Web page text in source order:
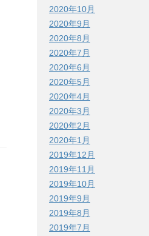
2020年10月
2020年9月
2020年8月
2020年7月
2020年6月
2020年5月
2020年4月
2020年3月
2020年2月
2020年1月
2019年12月
2019年11月
2019年10月
2019年9月
2019年8月
2019年7月